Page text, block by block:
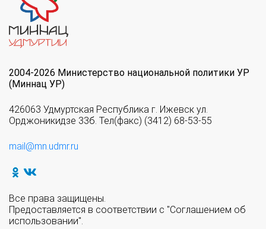
2004-2026 Министерство национальной политики УР
(Миннац УР)
426063 Удмуртская Республика г. Ижевск ул.
Орджоникидзе 33б. Тел(факс) (3412) 68-53-55
mail@mn.udmr.ru
Все права защищены.
Предоставляется в соответствии с "Соглашением об
использовании".